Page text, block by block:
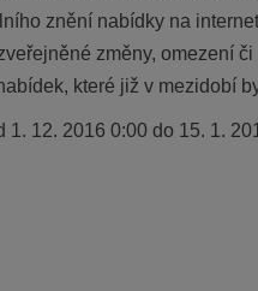
znění nabídky na
změny, omezení
které již v mezidobí
1. 12. 2016 0:00 do 15. 1.